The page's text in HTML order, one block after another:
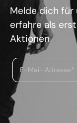
Melde dich für
erfahre als
Aktionen
E-Mail-Adresse*